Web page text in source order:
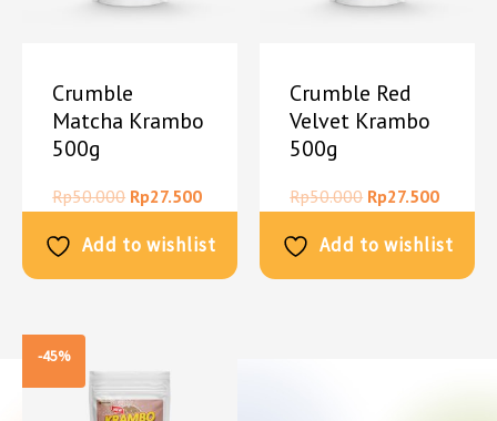
Crumble
Matcha Krambo
500g
Rp50.000 Rp27.500
Add to wishlist
Crumble Red
Velvet Krambo
500g
Rp50.000 Rp27.500
Add to wishlist
-45%